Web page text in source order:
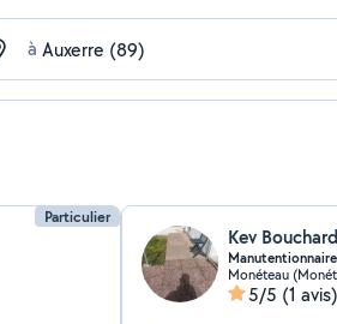
à
Particulier
Kev Bouchard
Manutentionnaire
Monéteau
5/5 (1 avis)